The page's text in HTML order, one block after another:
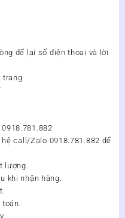
để lại số điện thoại và lời
trang
call/Zalo 0918.781.882 để
lượng.
khi nhận hàng.